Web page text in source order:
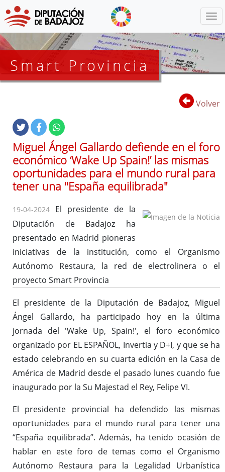
Smart Provincia
Volver
Miguel Ángel Gallardo defiende en el foro
económico ‘Wake Up Spain!’ las mismas
oportunidades para el mundo rural para
tener una "España equilibrada"
19-04-2024 El presidente de la
Diputación de Badajoz ha
presentado en Madrid pioneras
iniciativas de la institución, como el Organismo
Autónomo Restaura, la red de electrolinera o el
proyecto Smart Provincia
El presidente de la Diputación de Badajoz, Miguel
Ángel Gallardo, ha participado hoy en la última
jornada del 'Wake Up, Spain!', el foro económico
organizado por EL ESPAÑOL, Invertia y D+I, y que se ha
estado celebrando en su cuarta edición en la Casa de
América de Madrid desde el pasado lunes cuando fue
inaugurado por la Su Majestad el Rey, Felipe VI.
El presidente provincial ha defendido las mismas
oportunidades para el mundo rural para tener una
“España equilibrada”. Además, ha tenido ocasión de
hablar en este foro de temas como el Organismo
Autónomo Restaura para la Legalidad Urbanística